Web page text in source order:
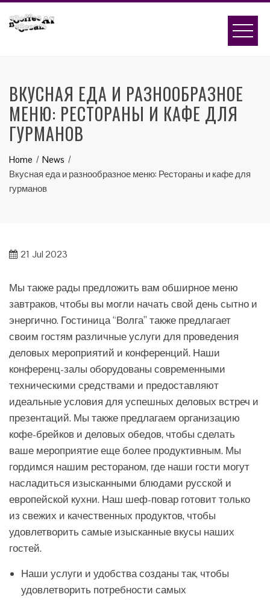
ВКУСНАЯ ЕДА И РАЗНООБРАЗНОЕ
МЕНЮ: РЕСТОРАНЫ И КАФЕ ДЛЯ
ГУРМАНОВ
Home
News
Вкусная еда и разнообразное меню: Рестораны и кафе для
гурманов
21 Jul 2023
Мы также рады предложить вам обширное меню
завтраков, чтобы вы могли начать свой день сытно и
энергично. Гостиница “Волга” также предлагает
своим гостям различные услуги для проведения
деловых мероприятий и конференций. Наши
конференц-залы оборудованы современными
техническими средствами и предоставляют
идеальные условия для успешных деловых встреч и
презентаций. Мы также предлагаем организацию
кофе-брейков и деловых обедов, чтобы сделать
ваше мероприятие еще более продуктивным. Мы
гордимся нашим рестораном, где наши гости могут
насладиться изысканными блюдами русской и
европейской кухни. Наш шеф-повар готовит только
из свежих и качественных продуктов, чтобы
удовлетворить самые изысканные вкусы наших
гостей.
Наши услуги и удобства созданы так, чтобы
удовлетворить потребности самых